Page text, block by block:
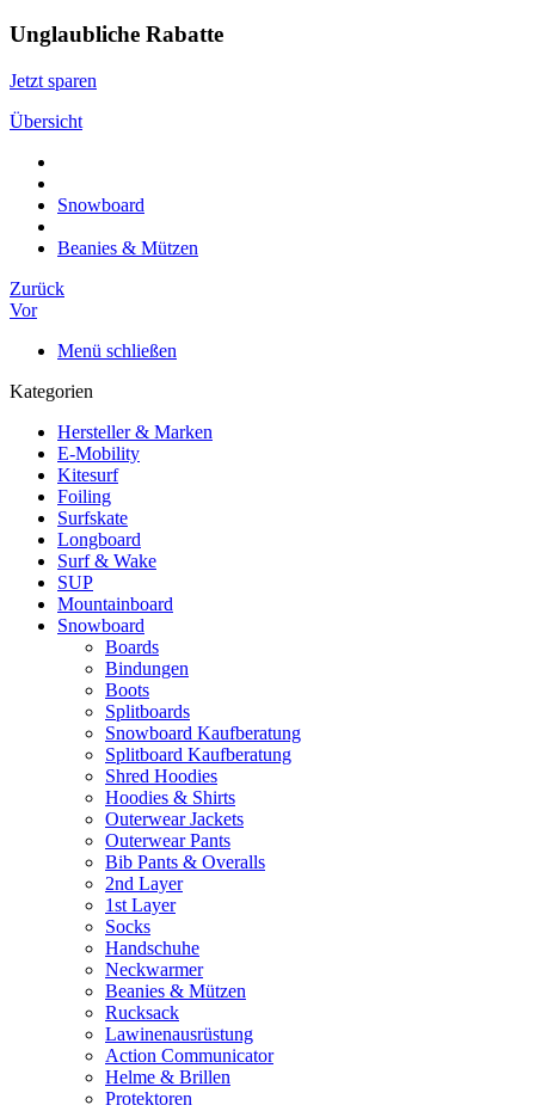
Unglaubliche Rabatte
Jetzt sparen
Übersicht
Snowboard
Beanies & Mützen
Zurück
Vor
Menü schließen
Kategorien
Hersteller & Marken
E-Mobility
Kitesurf
Foiling
Surfskate
Longboard
Surf & Wake
SUP
Mountainboard
Snowboard
Boards
Bindungen
Boots
Splitboards
Snowboard Kaufberatung
Splitboard Kaufberatung
Shred Hoodies
Hoodies & Shirts
Outerwear Jackets
Outerwear Pants
Bib Pants & Overalls
2nd Layer
1st Layer
Socks
Handschuhe
Neckwarmer
Beanies & Mützen
Rucksack
Lawinenausrüstung
Action Communicator
Helme & Brillen
Protektoren